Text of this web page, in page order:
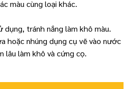
màu cùng loại khác.
dụng, tránh nắng làm khô màu.
hoặc nhúng dụng cụ vẽ vào nước
lâu làm khô và cứng cọ.